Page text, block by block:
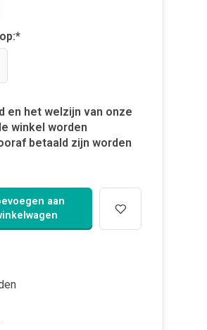
*
en het welzijn van onze
winkel worden
betaald zijn worden
aan